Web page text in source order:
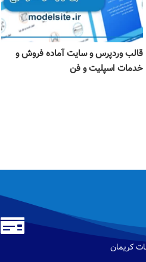
قالب وردپرس و سایت آماده فروش و
خدمات اسپلیت و فن

كريمان